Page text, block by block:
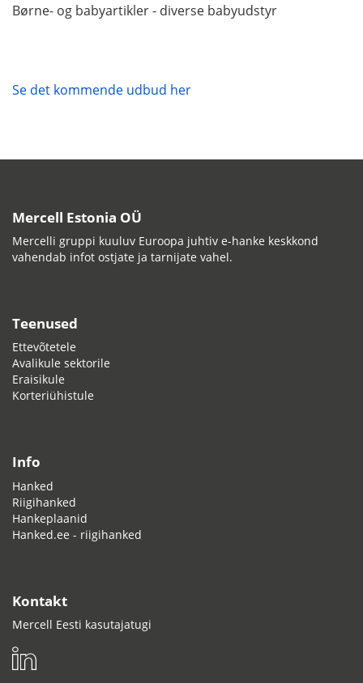
Børne- og babyartikler - diverse babyudstyr
Se det kommende udbud her
Mercell Estonia OÜ
Mercelli gruppi kuuluv Euroopa juhtiv e-hanke keskkond
vahendab infot ostjate ja tarnijate vahel.
Teenused
Ettevõtetele
Avalikule sektorile
Eraisikule
Korteriühistule
Info
Hanked
Riigihanked
Hankeplaanid
Hanked.ee - riigihanked
Kontakt
Mercell Eesti kasutajatugi